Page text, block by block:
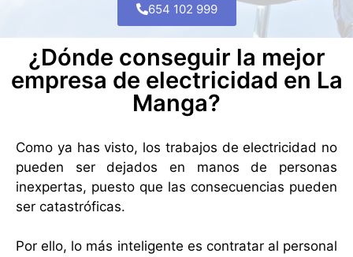
654 102 999
¿Dónde conseguir la mejor
empresa de electricidad en La
Manga?
Como ya has visto, los trabajos de electricidad no
pueden ser dejados en manos de personas
inexpertas, puesto que las consecuencias pueden
ser catastróficas.
Por ello, lo más inteligente es contratar al personal